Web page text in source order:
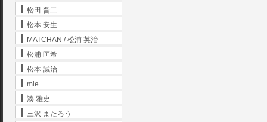
松田 晋二
松本 安生
MATCHAN / 松浦 英治
松浦 匡希
松本 誠治
mie
湊 雅史
三沢 またろう